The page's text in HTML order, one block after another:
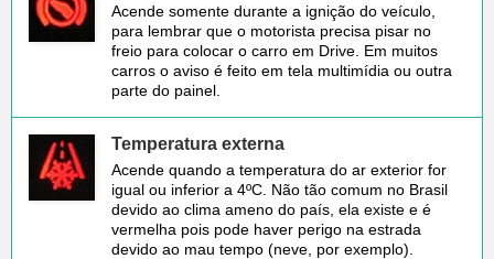
Acende somente durante a ignição do veículo,
para lembrar que o motorista precisa pisar no
freio para colocar o carro em Drive. Em muitos
carros o aviso é feito em tela multimídia ou outra
parte do painel.
Temperatura externa
Acende quando a temperatura do ar exterior for
igual ou inferior a 4ºC. Não tão comum no Brasil
devido ao clima ameno do país, ela existe e é
vermelha pois pode haver perigo na estrada
devido ao mau tempo (neve, por exemplo).